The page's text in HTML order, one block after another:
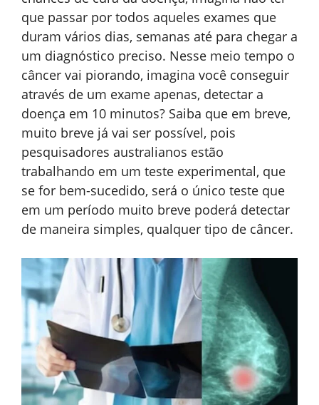
que passar por todos aqueles exames que
duram vários dias, semanas até para chegar a
um diagnóstico preciso. Nesse meio tempo o
câncer vai piorando, imagina você conseguir
através de um exame apenas, detectar a
doença em 10 minutos? Saiba que em breve,
muito breve já vai ser possível, pois
pesquisadores australianos estão
trabalhando em um teste experimental, que
se for bem-sucedido, será o único teste que
em um período muito breve poderá detectar
de maneira simples, qualquer tipo de câncer.